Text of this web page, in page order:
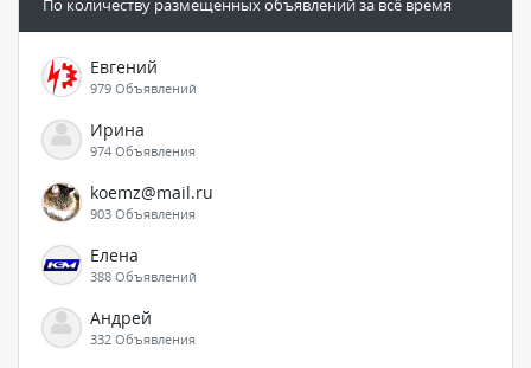
По количеству размещенных объявлений за всё время
Евгений
979 Объявлений
Ирина
974 Объявления
koemz@mail.ru
903 Объявления
Елена
388 Объявлений
Андрей
332 Объявления